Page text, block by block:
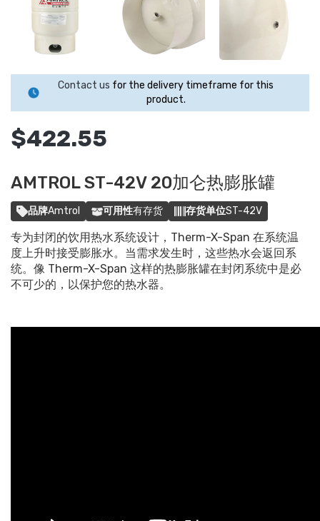
Contact us for the delivery timeframe for this
product.
$422.55
AMTROL ST-42V 20加仑热膨胀罐
品牌Amtrol 可用性有存货 存货单位ST-42V
专为封闭的饮用热水系统设计，Therm-X-Span 在系统温
度上升时接受膨胀水。当需求发生时，这些热水会返回系
统。像 Therm-X-Span 这样的热膨胀罐在封闭系统中是必
不可少的，以保护您的热水器。